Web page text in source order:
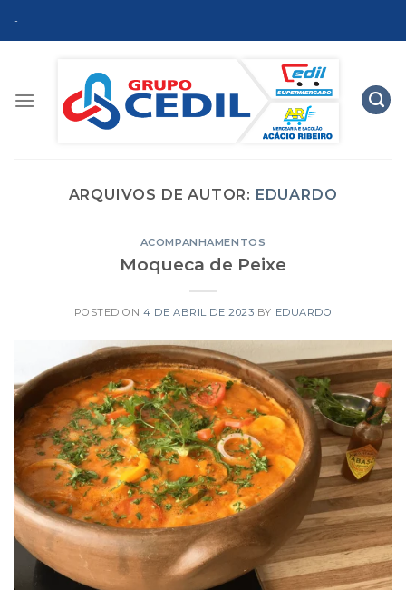
-
ARQUIVOS DE AUTOR: EDUARDO
ACOMPANHAMENTOS
Moqueca de Peixe
POSTED ON4 DE ABRIL DE 2023 BY EDUARDO